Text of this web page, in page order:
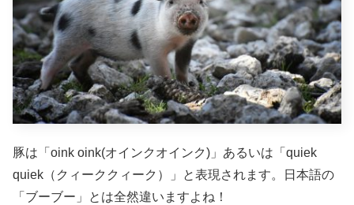
豚は「oink oink(オインクオインク)」あるいは「quiek
quiek（クィーククィーク）」と表現されます。日本語の
「ブーブー」とは全然違いますよね！